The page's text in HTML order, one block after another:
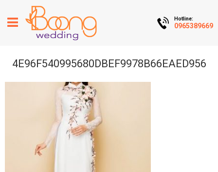
Hotline:
0965389669
4E96F540995680DBEF9978B66EAED956